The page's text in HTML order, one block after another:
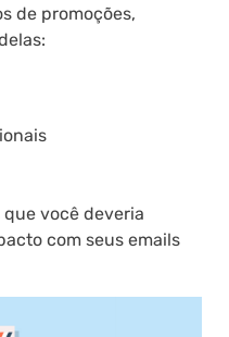
de promoções,
você deveria
com seus emails